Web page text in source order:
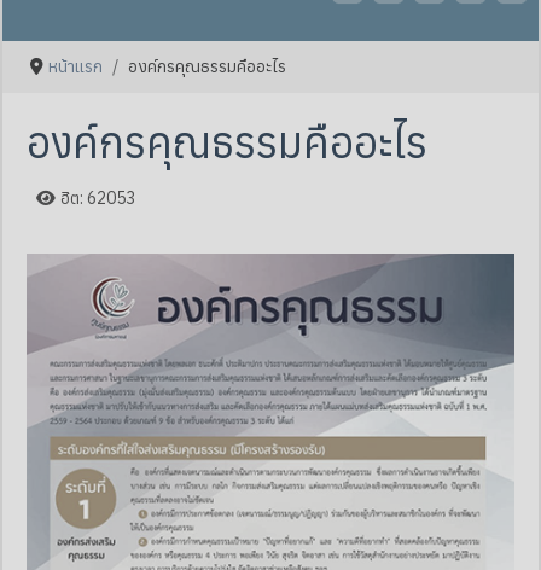
หน้าแรก องค์กรคุณธรรมคืออะไร
องค์กรคุณธรรมคืออะไร
ฮิต: 62053